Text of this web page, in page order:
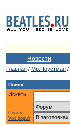
Новости
Главная / Мр.Поустман /
Поиск
Искать:
Советы
Vox populi